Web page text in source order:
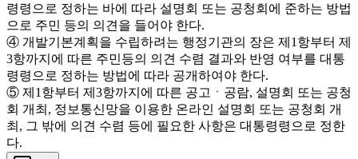
령령으로 정하는 바에 따라 설명회 또는 공청회에 준하는 방법
으로 주민 등의 의견을 들어야 한다.
④ 개발기본계획을 수립하려는 행정기관의 장은 제1항부터 제
3항까지에 따른 주민등의 의견 수렴 결과와 반영 여부를 대통
령령으로 정하는 방법에 따라 공개하여야 한다.
⑤ 제1항부터 제3항까지에 따른 공고ㆍ공람, 설명회 또는 공청
회 개최, 정보통신망을 이용한 온라인 설명회 또는 공청회 개
최, 그 밖에 의견 수렴 등에 필요한 사항은 대통령령으로 정한
다.